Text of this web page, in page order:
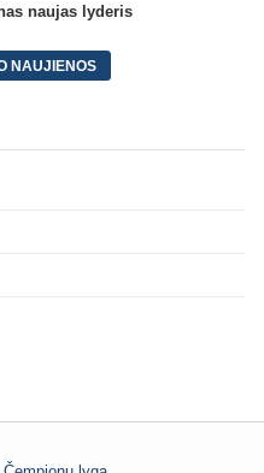
naujas lyderis
NAUJIENOS